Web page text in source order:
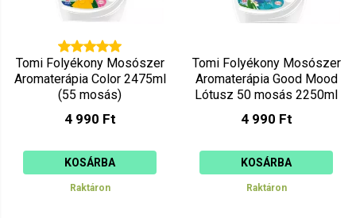
Tomi Folyékony Mosószer
Aromaterápia Color 2475ml
(55 mosás)
4 990 Ft
KOSÁRBA
Raktáron
Tomi Folyékony Mosószer
Aromaterápia Good Mood
Lótusz 50 mosás 2250ml
4 990 Ft
KOSÁRBA
Raktáron